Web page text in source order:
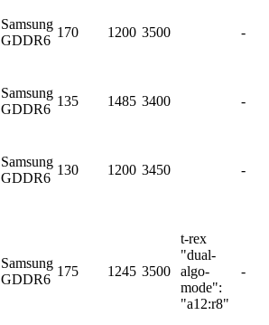
Samsung
GDDR6
170 1200 3500 -
Samsung
GDDR6
135 1485 3400 -
Samsung
GDDR6
130 1200 3450 -
Samsung
GDDR6
175 1245 3500
t-rex
"dual-
algo-
mode":
"a12:r8"
-